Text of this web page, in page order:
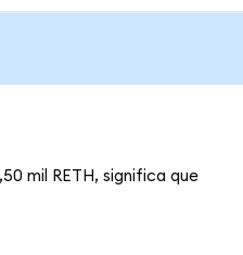
mil RETH, significa que